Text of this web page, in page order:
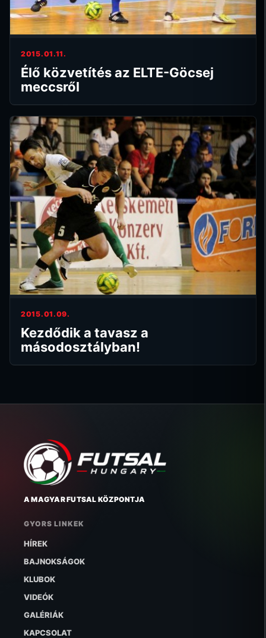
2015.01.11.
Élő közvetítés az ELTE-Göcsej
meccsről
2015.01.09.
Kezdődik a tavasz a
másodosztályban!
A MAGYAR FUTSAL KÖZPONTJA
GYORS LINKEK
HÍREK
BAJNOKSÁGOK
KLUBOK
VIDEÓK
GALÉRIÁK
KAPCSOLAT